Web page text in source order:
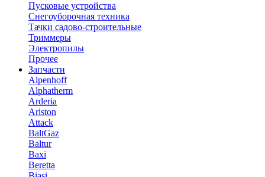
Пусковые устройства
Снегоуборочная техника
Тачки садово-строительные
Триммеры
Электропилы
Прочее
Запчасти
Alpenhoff
Alphatherm
Arderia
Ariston
Attack
BaltGaz
Baltur
Baxi
Beretta